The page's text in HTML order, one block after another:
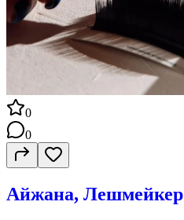
0
0
Айжана, Лешмейкер